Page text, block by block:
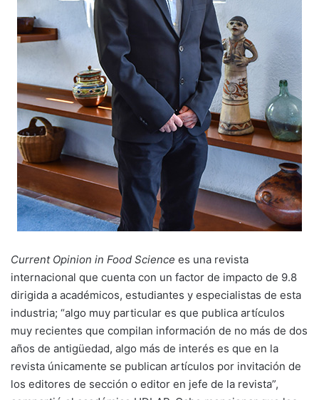
Current Opinion in Food Science es una revista
internacional que cuenta con un factor de impacto de 9.8
dirigida a académicos, estudiantes y especialistas de esta
industria; “algo muy particular es que publica artículos
muy recientes que compilan información de no más de dos
años de antigüedad, algo más de interés es que en la
revista únicamente se publican artículos por invitación de
los editores de sección o editor en jefe de la revista”,